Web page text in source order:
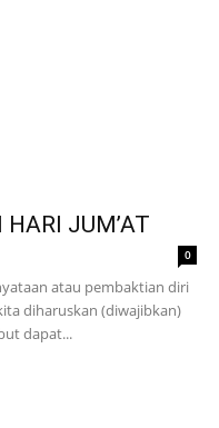
JUM’AT
0
atau pembaktian diri
diharuskan (diwajibkan)
dapat...